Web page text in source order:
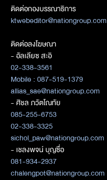
ติดต่อกองบรรณาธิการ
ktwebeditor@nationgroup.com
ติดต่อลงโฆษณา
- อัลเลียซ สะอิ
02-338-3561
Mobile : 087-519-1379
allias_sae@nationgroup.com
- ศิชล ภวัตโณทัย
085-255-6753
02-338-3325
sichol_paw@nationgroup.com
- เชลงพจน์ บุญซื่อ
081-934-2937
chalengpot@nationgroup.com